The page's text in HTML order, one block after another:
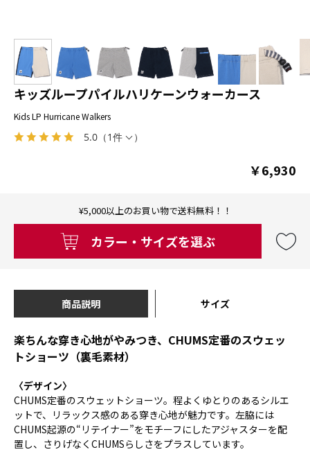
5.0 （1件 ）
キッズループパイルハリケーンウォーカース
Kids LP Hurricane Walkers
￥6,930
¥5,000以上のお買い物で送料無料！！
カラー・サイズを選ぶ
商品説明 サイズ
楽ちんな穿き心地がやみつき、CHUMS定番のスウェッ
トショーツ（裏毛素材）
〈デザイン〉
CHUMS定番のスウェットショーツ。程よくゆとりのあるシルエ
ットで、リラックス感のある穿き心地が魅力です。左脇には
CHUMS起源の“リテイナー”をモチーフにしたアジャスターを配
置し、さりげなくCHUMSらしさをプラスしています。